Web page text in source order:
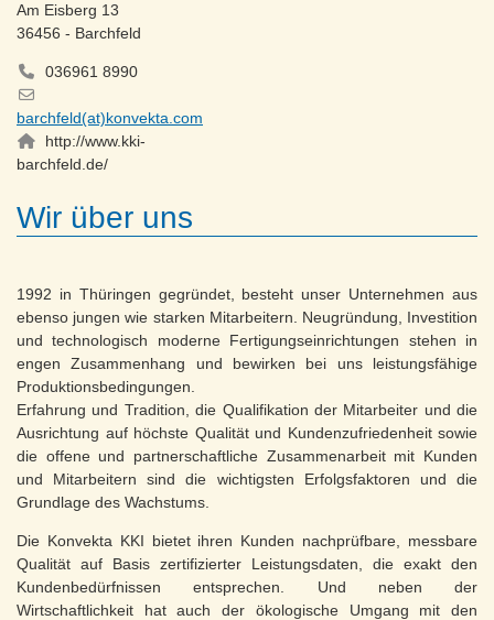
Am Eisberg 13
36456 - Barchfeld
036961 8990
barchfeld(at)konvekta.com
http://www.kki-
barchfeld.de/
Wir über uns
1992 in Thüringen gegründet, besteht unser Unternehmen aus
ebenso jungen wie starken Mitarbeitern. Neugründung, Investition
und technologisch moderne Fertigungseinrichtungen stehen in
engen Zusammenhang und bewirken bei uns leistungsfähige
Produktionsbedingungen.
Erfahrung und Tradition, die Qualifikation der Mitarbeiter und die
Ausrichtung auf höchste Qualität und Kundenzufriedenheit sowie
die offene und partnerschaftliche Zusammenarbeit mit Kunden
und Mitarbeitern sind die wichtigsten Erfolgsfaktoren und die
Grundlage des Wachstums.
Die Konvekta KKI bietet ihren Kunden nachprüfbare, messbare
Qualität auf Basis zertifizierter Leistungsdaten, die exakt den
Kundenbedürfnissen entsprechen. Und neben der
Wirtschaftlichkeit hat auch der ökologische Umgang mit den